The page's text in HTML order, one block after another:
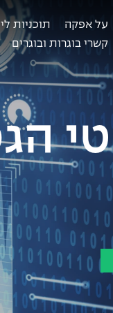
על אפקה תוכניות
קשרי בוגרות ובוגרים